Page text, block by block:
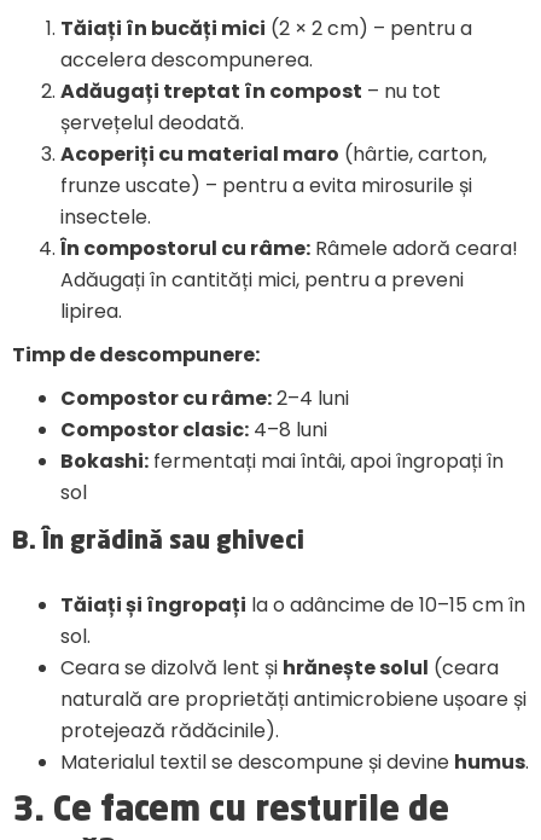
Tăiați în bucăți mici (2 × 2 cm) – pentru a
accelera descompunerea.
Adăugați treptat în compost – nu tot
șervețelul deodată.
Acoperiți cu material maro (hârtie, carton,
frunze uscate) – pentru a evita mirosurile și
insectele.
În compostorul cu râme: Râmele adoră ceara!
Adăugați în cantități mici, pentru a preveni
lipirea.
Timp de descompunere:
Compostor cu râme:2–4 luni
Compostor clasic: 4–8 luni
Bokashi: fermentați mai întâi, apoi îngropați în
sol
B. În grădină sau ghiveci
Tăiați și îngropați la o adâncime de 10–15 cm în
sol.
Ceara se dizolvă lent și hrănește solul (ceara
naturală are proprietăți antimicrobiene ușoare și
protejează rădăcinile).
Materialul textil se descompune și devine humus.
3. Ce facem cu resturile de